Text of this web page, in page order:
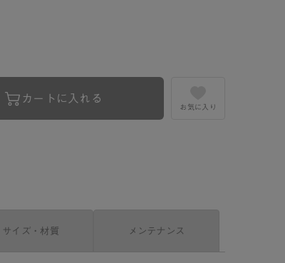
カートに入れる
お気に入り
サイズ・材質 メンテナンス